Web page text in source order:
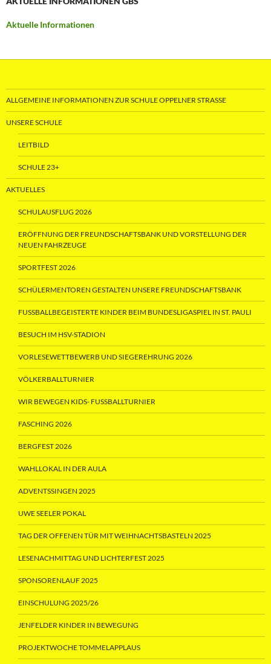
Aktuelle Informationen
ALLGEMEINE INFORMATIONEN ZUR SCHULE OPPELNER STRASSE
UNSERE SCHULE
LEITBILD
SCHULE 23+
AKTUELLES
SCHULAUSFLUG 2026
ERÖFFNUNG DER FREUNDSCHAFTSBANK UND VORSTELLUNG DER
NEUEN FAHRZEUGE
SPORTFEST 2026
SCHÜLERMENTOREN GESTALTEN UNSERE FREUNDSCHAFTSBANK
FUSSBALLBEGEISTERTE KINDER BEIM BUNDESLIGASPIEL IN ST. PAULI
BESUCH IM HSV-STADION
VORLESEWETTBEWERB UND SIEGEREHRUNG 2026
VÖLKERBALLTURNIER
WIR BEWEGEN KIDS- FUSSBALLTURNIER
FASCHING 2026
BERGFEST 2026
WAHLLOKAL IN DER AULA
ADVENTSSINGEN 2025
UWE SEELER POKAL
TAG DER OFFENEN TÜR MIT WEIHNACHTSBASTELN 2025
LESENACHMITTAG UND LICHTERFEST 2025
SPONSORENLAUF 2025
EINSCHULUNG 2025/26
JENFELDER KINDER IN BEWEGUNG
PROJEKTWOCHE TOMMELAPPLAUS